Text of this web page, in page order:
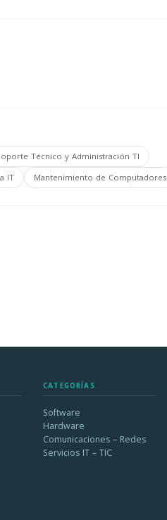
Técnico y Administración TI
IT Mantenimiento de Computadores
CATEGORÍAS
Software
Hardware
Comunicaciones – Redes
Servicios IT – TIC